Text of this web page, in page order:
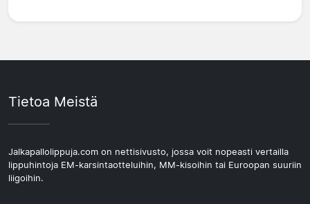
Tietoa Meistä
Jalkapallolippuja.com on nettisivusto, jossa voit nopeasti vertailla
lippuhintoja EM-karsintaotteluihin, MM-kisoihin tai Euroopan suuriin
liigoihin.